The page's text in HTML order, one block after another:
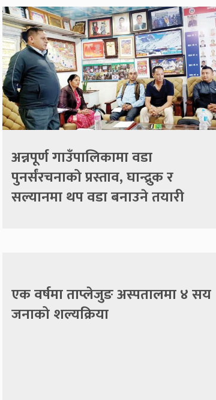
अन्नपूर्ण गाउँपालिकामा वडा
पुनर्संरचनाको प्रस्ताव, घान्द्रुक र
सल्यानमा थप वडा बनाउने तयारी
एक वर्षमा ताप्लेजुङ अस्पतालमा ४ सय
जनाको शल्यक्रिया